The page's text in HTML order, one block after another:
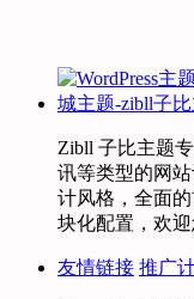
Zibll 子比主题
讯等类型的网
计风格，全面
块化配置，欢
友情链接 推广